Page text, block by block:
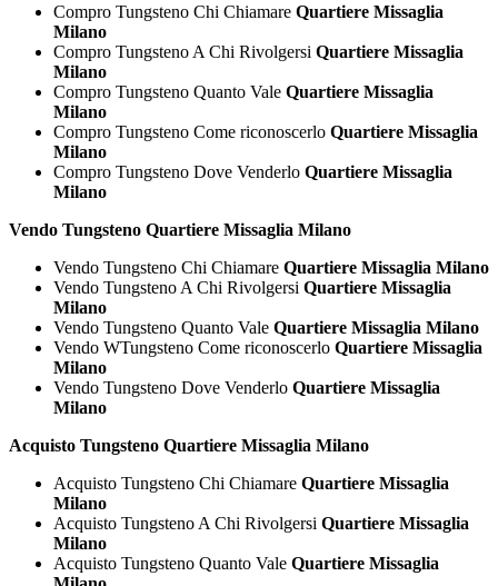
Compro Tungsteno Chi Chiamare Quartiere Missaglia
Milano
Compro Tungsteno A Chi Rivolgersi Quartiere Missaglia
Milano
Compro Tungsteno Quanto Vale Quartiere Missaglia
Milano
Compro Tungsteno Come riconoscerlo Quartiere Missaglia
Milano
Compro Tungsteno Dove Venderlo Quartiere Missaglia
Milano
Vendo Tungsteno Quartiere Missaglia Milano
Vendo Tungsteno Chi Chiamare Quartiere Missaglia Milano
Vendo Tungsteno A Chi Rivolgersi Quartiere Missaglia
Milano
Vendo Tungsteno Quanto Vale Quartiere Missaglia Milano
Vendo WTungsteno Come riconoscerlo Quartiere Missaglia
Milano
Vendo Tungsteno Dove Venderlo Quartiere Missaglia
Milano
Acquisto Tungsteno Quartiere Missaglia Milano
Acquisto Tungsteno Chi Chiamare Quartiere Missaglia
Milano
Acquisto Tungsteno A Chi Rivolgersi Quartiere Missaglia
Milano
Acquisto Tungsteno Quanto Vale Quartiere Missaglia